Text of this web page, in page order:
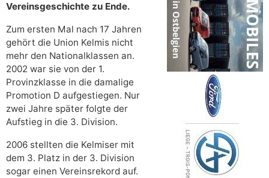
Vereinsgeschichte zu Ende.
Zum ersten Mal nach 17 Jahren
gehört die Union Kelmis nicht
mehr den Nationalklassen an.
2002 war sie von der 1.
Provinzklasse in die damalige
Promotion D aufgestiegen. Nur
zwei Jahre später folgte der
Aufstieg in die 3. Division.
2006 stellten die Kelmiser mit
dem 3. Platz in der 3. Division
sogar einen Vereinsrekord auf.